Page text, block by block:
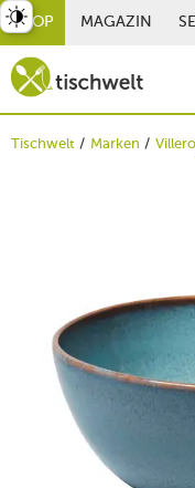
SHOP MAGAZIN
Tischwelt Marken
umschalten